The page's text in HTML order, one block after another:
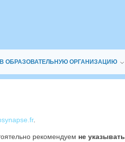
ОБРАЗОВАТЕЛЬНУЮ ОРГАНИЗАЦИЮ
.
рекомендуем не указывать